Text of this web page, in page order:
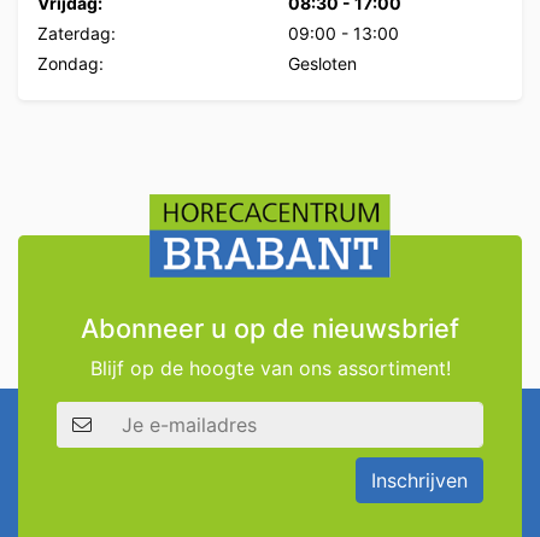
Zaterdag:
09:00 - 13:00
Zondag:
Gesloten
Abonneer u op de nieuwsbrief
Blijf op de hoogte van ons assortiment!
E-mailadres
Inschrijven